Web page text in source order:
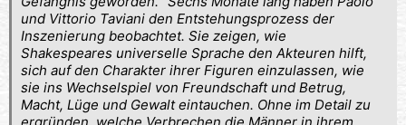
und Vittorio Taviani den Entstehungsprozess der
Inszenierung beobachtet. Sie zeigen, wie
Shakespeares universelle Sprache den Akteuren hilft,
sich auf den Charakter ihrer Figuren einzulassen, wie
sie ins Wechselspiel von Freundschaft und Betrug,
Macht, Lüge und Gewalt eintauchen. Ohne im Detail zu
ergründen, welche Verbrechen die Männer in ihrem